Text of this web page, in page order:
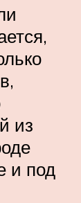
из
и под